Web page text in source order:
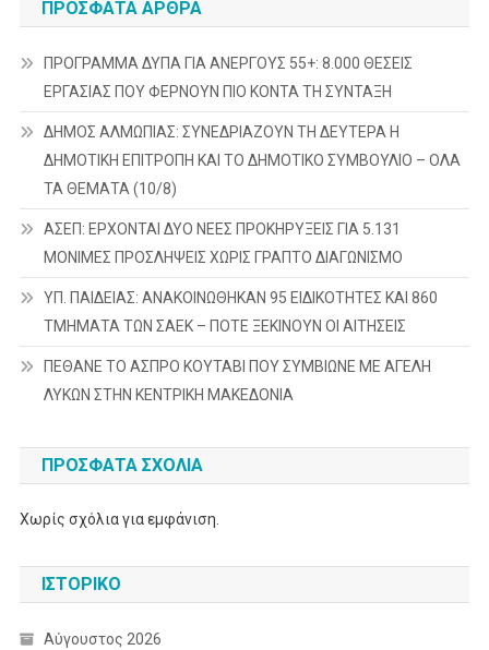
ΠΡΌΣΦΑΤΑ ΆΡΘΡΑ
ΠΡΟΓΡΑΜΜΑ ΔΥΠΑ ΓΙΑ ΑΝΕΡΓΟΥΣ 55+: 8.000 ΘΕΣΕΙΣ
ΕΡΓΑΣΙΑΣ ΠΟΥ ΦΕΡΝΟΥΝ ΠΙΟ ΚΟΝΤΑ ΤΗ ΣΥΝΤΑΞΗ
ΔΗΜΟΣ ΑΛΜΩΠΙΑΣ: ΣΥΝΕΔΡΙΑΖΟΥΝ ΤΗ ΔΕΥΤΕΡΑ H
ΔΗΜΟΤΙΚΗ ΕΠΙΤΡΟΠΗ ΚΑΙ ΤΟ ΔΗΜΟΤΙΚΟ ΣΥΜΒΟΥΛΙΟ – ΟΛΑ
ΤΑ ΘΕΜΑΤΑ (10/8)
ΑΣΕΠ: ΕΡΧΟΝΤΑΙ ΔΥΟ ΝΕΕΣ ΠΡΟΚΗΡΥΞΕΙΣ ΓΙΑ 5.131
ΜΟΝΙΜΕΣ ΠΡΟΣΛΗΨΕΙΣ ΧΩΡΙΣ ΓΡΑΠΤΟ ΔΙΑΓΩΝΙΣΜΟ
ΥΠ. ΠΑΙΔΕΙΑΣ: ΑΝΑΚΟΙΝΩΘΗΚΑΝ 95 ΕΙΔΙΚΟΤΗΤΕΣ ΚΑΙ 860
ΤΜΗΜΑΤΑ ΤΩΝ ΣΑΕΚ – ΠΟΤΕ ΞΕΚΙΝΟΥΝ ΟΙ ΑΙΤΗΣΕΙΣ
ΠΕΘΑΝΕ ΤΟ ΑΣΠΡΟ ΚΟΥΤΑΒΙ ΠΟΥ ΣΥΜΒΙΩΝΕ ΜΕ ΑΓΕΛΗ
ΛΥΚΩΝ ΣΤΗΝ ΚΕΝΤΡΙΚΗ ΜΑΚΕΔΟΝΙΑ
ΠΡΌΣΦΑΤΑ ΣΧΌΛΙΑ
Χωρίς σχόλια για εμφάνιση.
ΙΣΤΟΡΙΚΌ
Αύγουστος 2026